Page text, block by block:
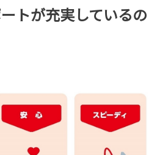
トが充実しているの